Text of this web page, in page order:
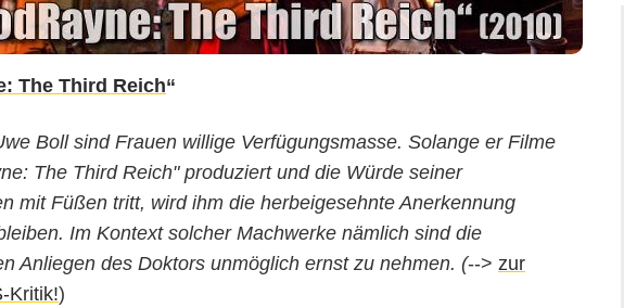
The Third Reich“
Boll sind Frauen willige Verfügungsmasse. Solange er Filme
The Third Reich" produziert und die Würde seiner
mit Füßen tritt, wird ihm die herbeigesehnte Anerkennung
Im Kontext solcher Machwerke nämlich sind die
Anliegen des Doktors unmöglich ernst zu nehmen. (--> zur
Kritik!)